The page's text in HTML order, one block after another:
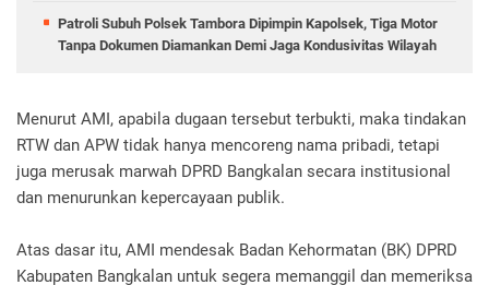
Patroli Subuh Polsek Tambora Dipimpin Kapolsek, Tiga Motor
Tanpa Dokumen Diamankan Demi Jaga Kondusivitas Wilayah
Menurut AMI, apabila dugaan tersebut terbukti, maka tindakan
RTW dan APW tidak hanya mencoreng nama pribadi, tetapi
juga merusak marwah DPRD Bangkalan secara institusional
dan menurunkan kepercayaan publik.
Atas dasar itu, AMI mendesak Badan Kehormatan (BK) DPRD
Kabupaten Bangkalan untuk segera memanggil dan memeriksa